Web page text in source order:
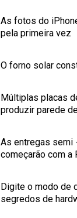
As fotos do
pela primeira vez
O forno solar
Múltiplas placas
produzir parede
As entregas semi
começarão com
Digite o modo de
segredos de